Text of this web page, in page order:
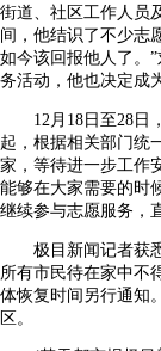
街道、社区工作人员
间，他结识了不少志
如今该回报他人了。
务活动，他也决定成
12月18日至28日，
起，根据相关部门统
家，等待进一步工作
能够在大家需要的时
继续参与志愿服务，
极目新闻记者获悉
所有市民待在家中不
体恢复时间另行通知
区。